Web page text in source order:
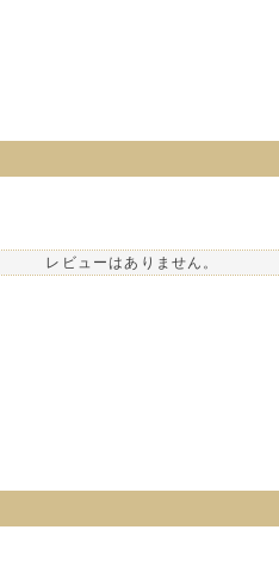
レビューはありません。